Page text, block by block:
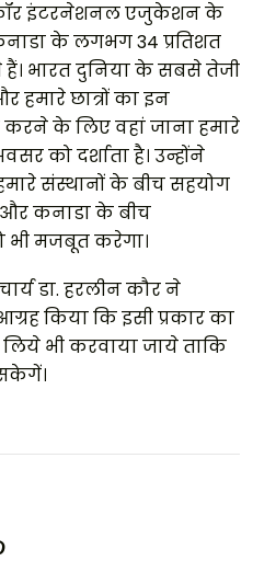
इंटरनेशनल एजुकेशन के
के लगभग 34 प्रतिशत
हैं। भारत दुनिया के सबसे तेजी
हमारे छात्रों का इन
के लिए वहां जाना हमारे
को दर्शाता है। उन्होंने
संस्थानों के बीच सहयोग
और कनाडा के बीच
भी मजबूत करेगा।
डा. हरलीन कौर ने
किया कि इसी प्रकार का
भी करवाया जाये ताकि